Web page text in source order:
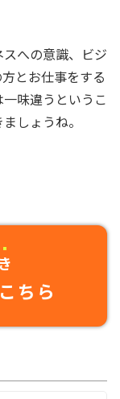
への意識、ビジ
とお仕事をする
味違うというこ
しょうね。
ちら